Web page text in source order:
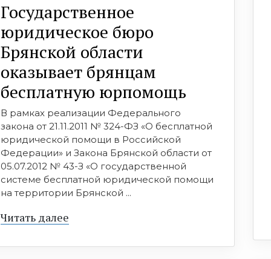
Государственное
юридическое бюро
Брянской области
оказывает брянцам
бесплатную юрпомощь
В рамках реализации Федерального
закона от 21.11.2011 № 324-ФЗ «О бесплатной
юридической помощи в Российской
Федерации» и Закона Брянской области от
05.07.2012 № 43-З «О государственной
системе бесплатной юридической помощи
на территории Брянской ...
Читать далее